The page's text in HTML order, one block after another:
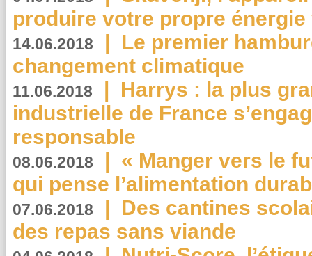
produire votre propre
14.06.2018 | Le premier
changement climatique
11.06.2018 | Harrys : la plus
industrielle de France
responsable
08.06.2018 | « Manger vers le
qui pense l’alimentation
07.06.2018 | Des cantines
des repas sans viande